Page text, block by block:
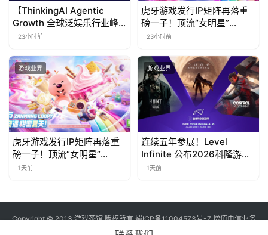
【ThinkingAI Agentic
Growth 全球泛娱乐行业峰
会】Agent 时代，人到底负
23小时前
虎牙游戏发行IP矩阵再落重
磅一子！顶流“女明星”
ZANMANG LOOPY 正版3D
曝光
23小时前
游戏业界
虎牙游戏发行IP矩阵再落重
磅一子！顶流“女明星”
ZANMANG LOOPY 正版3D
1天前
游戏业界
连续五年参展！Level
Infinite 公布2026科隆游戏
展产品阵容
1天前
Copyright © 2013 游戏茶馆 版权所有蜀ICP备11004573号-7增值电信业务
经营许可证 川B2-20170060号